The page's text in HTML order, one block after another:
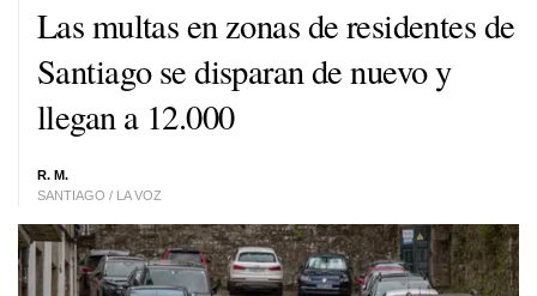
Las multas en zonas de residentes de
Santiago se disparan de nuevo y
llegan a 12.000
R. M.
SANTIAGO / LA VOZ